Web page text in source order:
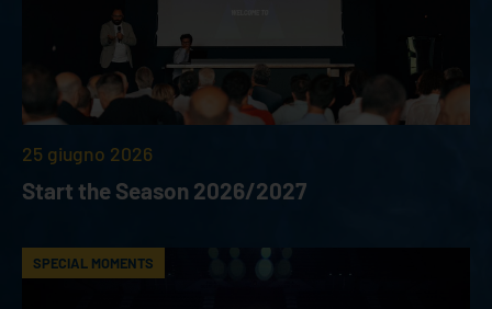
25 giugno 2026
Start the Season 2026/2027
SPECIAL MOMENTS